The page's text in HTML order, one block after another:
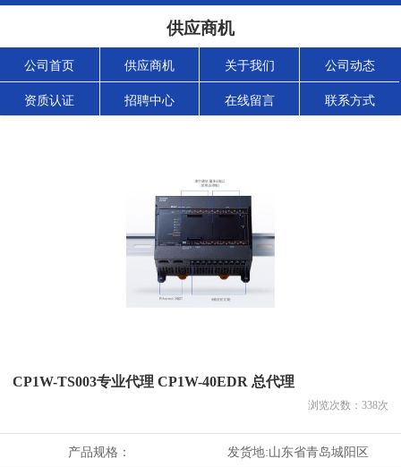
供应商机
公司首页 供应商机 关于我们 公司动态
资质认证 招聘中心 在线留言 联系方式
CP1W-TS003专业代理 CP1W-40EDR 总代理
浏览次数： 338次
产品规格： 发货地:山东省青岛城阳区